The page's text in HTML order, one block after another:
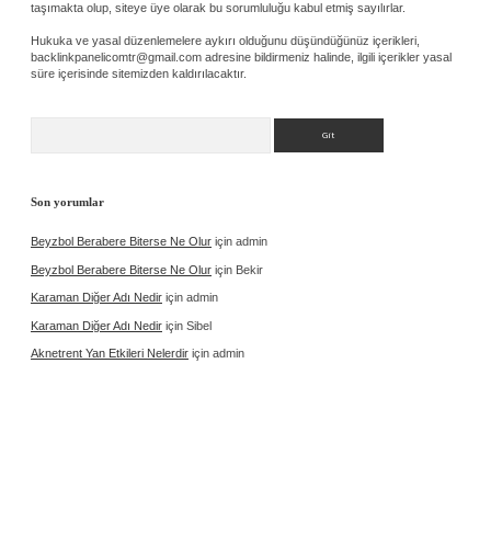
taşımakta olup, siteye üye olarak bu sorumluluğu kabul etmiş sayılırlar.
Hukuka ve yasal düzenlemelere aykırı olduğunu düşündüğünüz içerikleri,
backlinkpanelicomtr@gmail.com adresine bildirmeniz halinde, ilgili içerikler yasal
süre içerisinde sitemizden kaldırılacaktır.
Son yorumlar
Beyzbol Berabere Biterse Ne Olur için admin
Beyzbol Berabere Biterse Ne Olur için Bekir
Karaman Diğer Adı Nedir için admin
Karaman Diğer Adı Nedir için Sibel
Aknetrent Yan Etkileri Nelerdir için admin